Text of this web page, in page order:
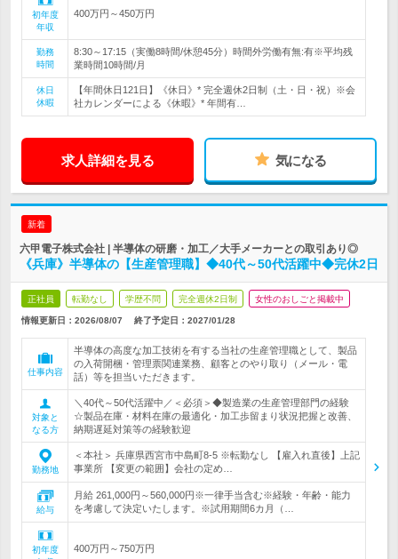
初年度
年収
400万円～450万円
勤務
時間
8:30～17:15（実働8時間/休憩45分）時間外労働有無:有※平均残
業時間10時間/月
休日
休暇
【年間休日121日】《休日》* 完全週休2日制（土・日・祝）※会
社カレンダーによる《休暇》* 年間有…
求人詳細を見る 気になる
新着
六甲電子株式会社 | 半導体の研磨・加工／大手メーカーとの取引あり◎
《兵庫》半導体の【生産管理職】◆40代～50代活躍中◆完休2日
正社員 転勤なし 学歴不問 完全週休2日制 女性のおしごと掲載中
情報更新日：2026/08/07 終了予定日： 2027/01/28
仕事内容
半導体の高度な加工技術を有する当社の生産管理職として、製品
の入荷開梱・管理票関連業務、顧客とのやり取り（メール・電
話）等を担当いただきます。
対象と
なる方
＼40代～50代活躍中／＜必須＞◆製造業の生産管理部門の経験
☆製品在庫・材料在庫の最適化・加工歩留まり状況把握と改善、
納期遅延対策等の経験歓迎
勤務地
＜本社＞ 兵庫県西宮市中島町8-5 ※転勤なし 【雇入れ直後】上記
事業所 【変更の範囲】会社の定め…
給与
月給 261,000円～560,000円※一律手当含む※経験・年齢・能力
を考慮して決定いたします。※試用期間6カ月（…
初年度
400万円～750万円